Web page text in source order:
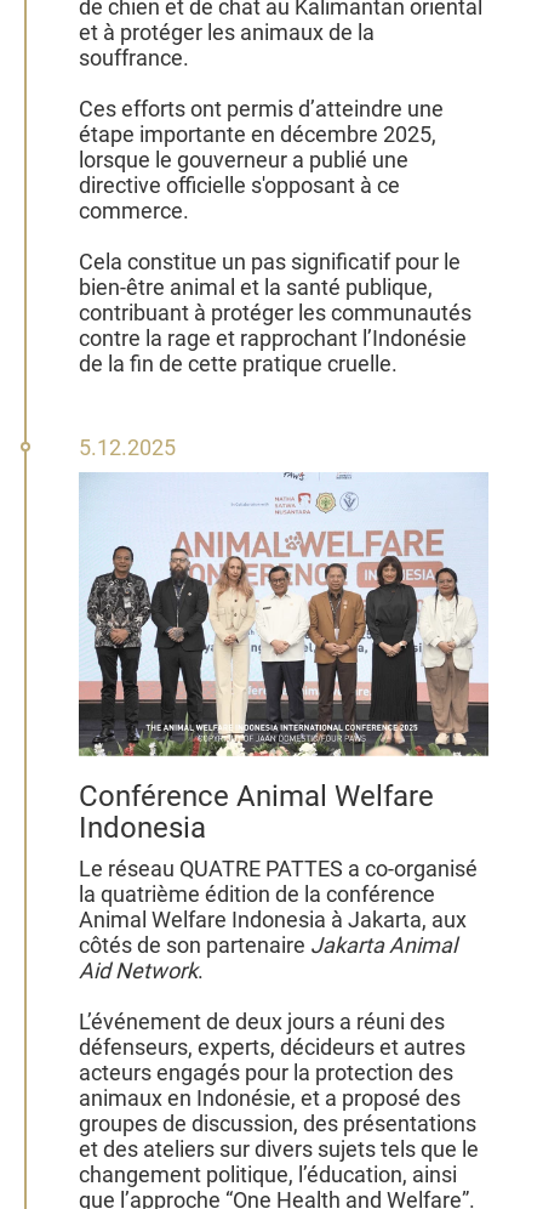
de chien et de chat au Kalimantan oriental
et à protéger les animaux de la
souffrance.
Ces efforts ont permis d’atteindre une
étape importante en décembre 2025,
lorsque le gouverneur a publié une
directive officielle s'opposant à ce
commerce.
Cela constitue un pas significatif pour le
bien‑être animal et la santé publique,
contribuant à protéger les communautés
contre la rage et rapprochant l’Indonésie
de la fin de cette pratique cruelle.
5
décembre
5.12.2025
Conférence Animal Welfare
Indonesia
Le réseau QUATRE PATTES a co‑organisé
la quatrième édition de la conférence
Animal Welfare Indonesia à Jakarta, aux
côtés de son partenaire Jakarta Animal
Aid Network.
L’événement de deux jours a réuni des
défenseurs, experts, décideurs et autres
acteurs engagés pour la protection des
animaux en Indonésie, et a proposé des
groupes de discussion, des présentations
et des ateliers sur divers sujets tels que le
changement politique, l’éducation, ainsi
que l’approche “One Health and Welfare”.